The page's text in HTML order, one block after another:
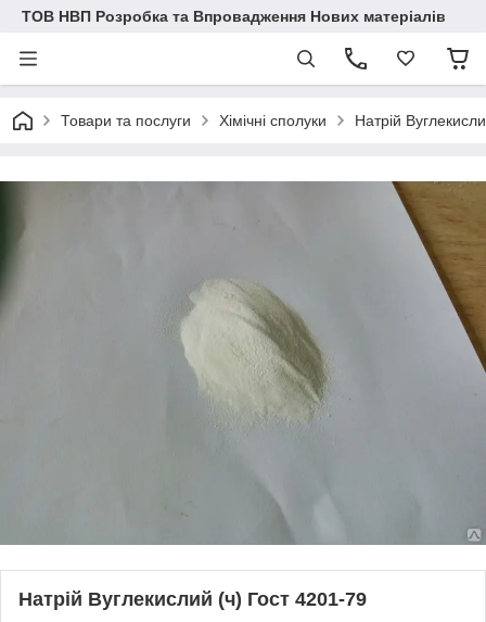
ТОВ НВП Розробка та Впровадження Нових матеріалів
Товари та послуги Хімічні сполуки Натрій
Натрій Вуглекислий (ч) Гост 4201-79